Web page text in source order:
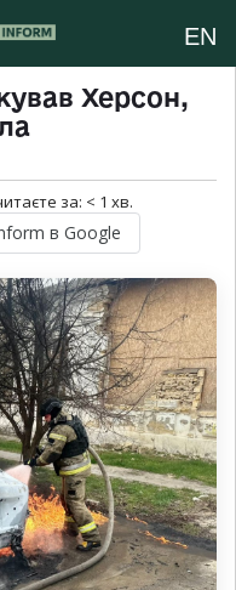
EN
Херсон,
за: < 1 хв.
в Google